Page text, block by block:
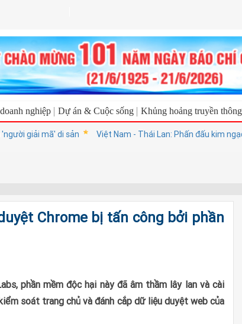
nghiệp Dự án & Cuộc sống Khủng hoảng truyền thông
giải mã' di sản Việt Nam - Thái Lan: Phấn đấu kim
Chrome bị tấn công bởi phần
phần mềm độc hại này đã âm thầm lây lan và cài
soát trang chủ và đánh cắp dữ liệu duyệt web của